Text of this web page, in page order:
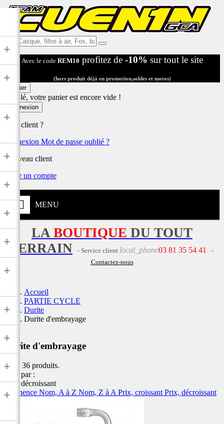
Ex:
Casque,
filtre
air,
Fox,
...
Avec le code REM10 profitez de -10% sur tout le site
(hors produit déjà en promotion,soldes et motos)
Panier
Désolé, votre panier est encore vide !
Connexion
Déjà client ?
Connexion Mot de passe oublié ?
Nouveau client
Créer un compte
MENU
+
+
+
+
+
+
+
+
+
+
+
+
LA BOUTIQUE DU TOUT
TERRAIN
- Service client local_phone03 81 35 54 41
-
Contactez-nous
Accueil
PARTIE CYCLE
Durite
Durite d'embrayage
Durite d'embrayage
Il y a 36 produits.
Trier par :
Prix, décroissant
Pertinence Nom, A à Z Nom, Z à A Prix, croissant Prix, décroissant